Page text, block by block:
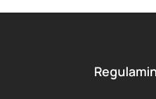
Regulamin